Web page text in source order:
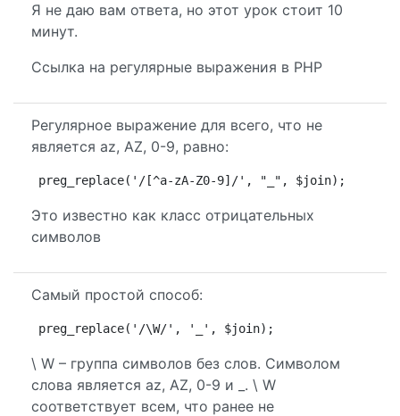
Я не даю вам ответа, но этот урок стоит 10
минут.
Ссылка на регулярные выражения в PHP
Регулярное выражение для всего, что не
является az, AZ, 0-9, равно:
preg_replace('/[^a-zA-Z0-9]/', "_", $join);
Это известно как класс отрицательных
символов
Самый простой способ:
preg_replace('/\W/', '_', $join);
\ W – группа символов без слов. Символом
слова является az, AZ, 0-9 и _. \ W
соответствует всем, что ранее не